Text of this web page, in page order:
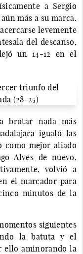
a Sergio
más a su marca.
levemente
del descanso,
un 14-12 en el
brotar nada más
igualó las
como mejor aliado
Alves de nuevo,
volvió a
el marcador para
minutos de la
siguientes
la batuta y el
ello aminorando la